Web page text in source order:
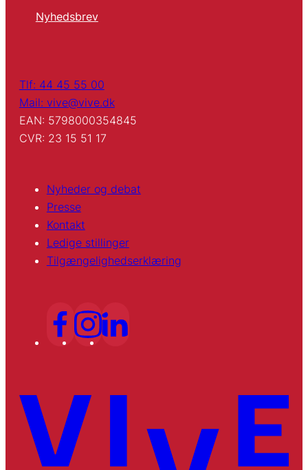
Nyhedsbrev
Tlf: 44 45 55 00
Mail: vive@vive.dk
EAN: 5798000354845
CVR: 23 15 51 17
Nyheder og debat
Presse
Kontakt
Ledige stillinger
Tilgængelighedserklæring